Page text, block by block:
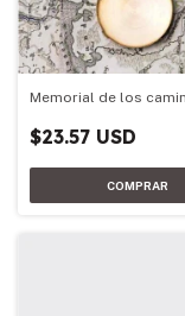
Memorial de los
$23.57 USD